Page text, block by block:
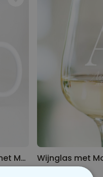
Gepersonaliseerde Mok met Meme